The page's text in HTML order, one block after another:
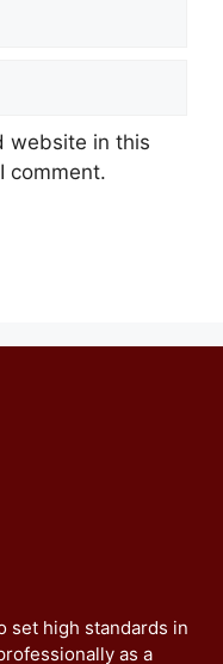
website in this
comment.
set high standards in
as a